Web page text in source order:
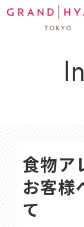
食物ア
お客様
て